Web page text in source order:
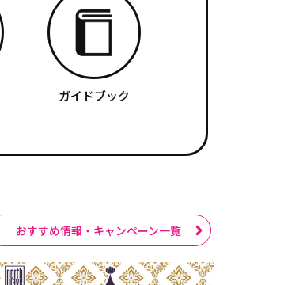
ガイドブック
おすすめ情報・キャンペーン一覧